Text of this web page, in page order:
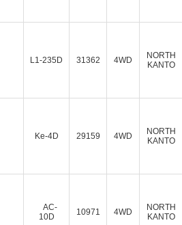
L1-235D 31362 4WD
NORTH
KANTO
Ke-4D 29159 4WD
NORTH
KANTO
AC-
10D
10971 4WD
NORTH
KANTO